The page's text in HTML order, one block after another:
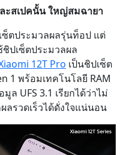
ะสเปคนั้น ใหญ่สมฉายา
ตประมวลผลรุ่นท็อป แต่
ชิปเซ็ตประมวลผล
12T Pro เป็นชิปเซ็ต
1 พร้อมเทคโนโลยี RAM
ล UFS 3.1 เรียกได้ว่าไม่
ลรวดเร็วได้ดั่งใจแน่นอน